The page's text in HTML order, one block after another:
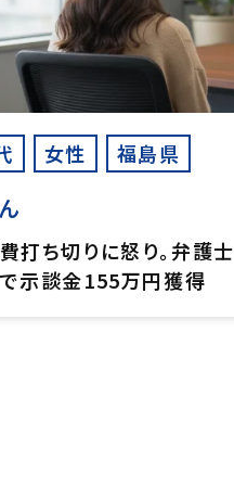
女性 福島県
打ち切りに怒り。弁護士
示談金155万円獲得